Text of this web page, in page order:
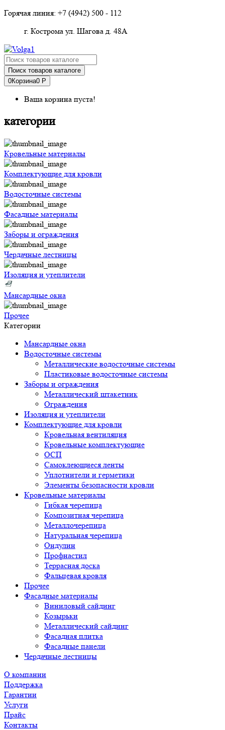
Горячая линия: +7 (4942) 500 - 112
г. Кострома ул. Шагова д. 48А
Поиск товаров каталоге
0Корзина0 Р
Ваша корзина пуста!
категории
Кровельные материалы
Комплектующие для кровли
Водосточные системы
Фасадные материалы
Заборы и ограждения
Чердачные лестницы
Изоляция и утеплители
Мансардные окна
Прочее
Категории
Мансардные окна
Водосточные системы
Металлические водосточные системы
Пластиковые водосточные системы
Заборы и ограждения
Металлический штакетник
Ограждения
Изоляция и утеплители
Комплектующие для кровли
Кровельная вентиляция
Кровельные комплектующие
ОСП
Самоклеющиеся ленты
Уплотнители и герметики
Элементы безопасности кровли
Кровельные материалы
Гибкая черепица
Композитная черепица
Металлочерепица
Натуральная черепица
Ондулин
Профнастил
Террасная доска
Фальцевая кровля
Прочее
Фасадные материалы
Виниловый сайдинг
Козырьки
Металлический сайдинг
Фасадная плитка
Фасадные панели
Чердачные лестницы
О компании
Поддержка
Гарантии
Услуги
Прайс
Контакты